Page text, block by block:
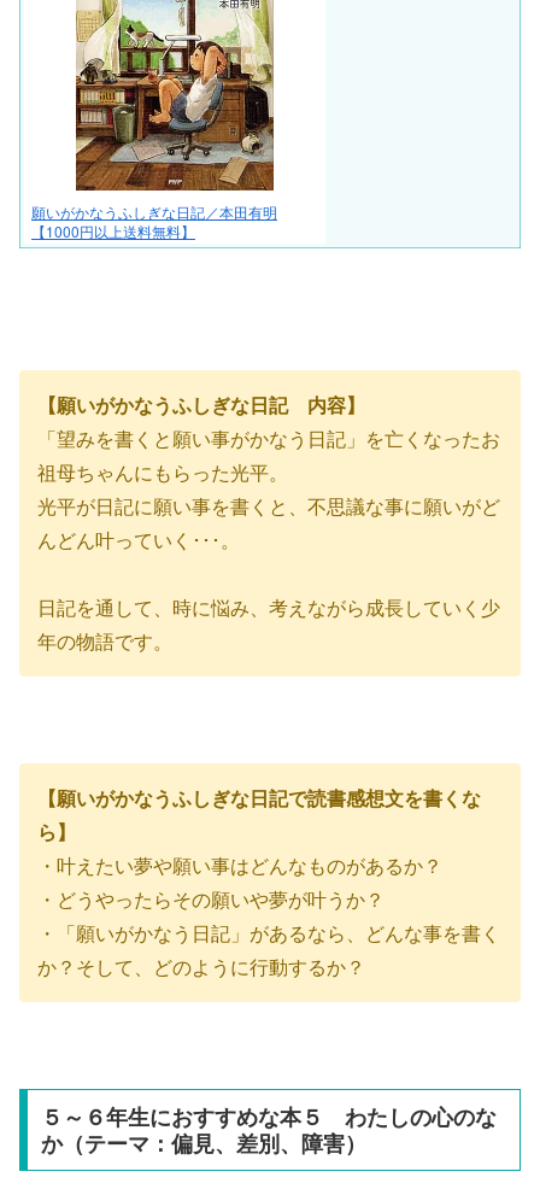
願いがかなうふしぎな日記／本田有明
【1000円以上送料無料】
【願いがかなうふしぎな日記 内容】
「望みを書くと願い事がかなう日記」を亡くなったお
祖母ちゃんにもらった光平。
光平が日記に願い事を書くと、不思議な事に願いがど
んどん叶っていく･･･。
日記を通して、時に悩み、考えながら成長していく少
年の物語です。
【願いがかなうふしぎな日記で読書感想文を書くな
ら】
・叶えたい夢や願い事はどんなものがあるか？
・どうやったらその願いや夢が叶うか？
・「願いがかなう日記」があるなら、どんな事を書く
か？そして、どのように行動するか？
５～６年生におすすめな本５ わたしの心のな
か（テーマ：偏見、差別、障害）